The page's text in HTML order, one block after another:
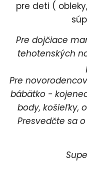
pre deti (
Pre dojčiace
tehotenských
Pre
bábätko -
body, košieľky,
Presvedčte sa o